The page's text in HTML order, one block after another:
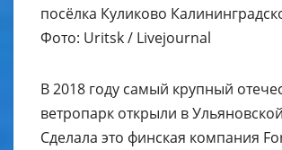
посёлка Куликово
Фото: Uritsk / Livejournal
В 2018 году самый крупный
ветропарк открыли в
Сделала это финская компания